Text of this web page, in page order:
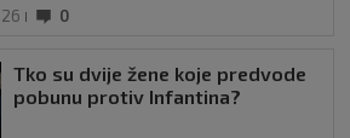
0
Tko su dvije žene koje predvode
pobunu protiv Infantina?